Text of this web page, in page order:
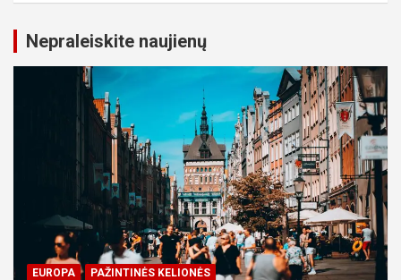
Nepraleiskite naujienų
EUROPA PAŽINTINĖS KELIONĖS